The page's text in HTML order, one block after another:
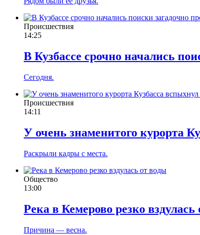
Происшествия
14:25
В Кузбассе срочно начались
Сегодня.
Происшествия
14:11
У очень знаменитого курорта
Раскрыли кадры с места.
Общество
13:00
Река в Кемерово резко вздулась
Причина — весна.